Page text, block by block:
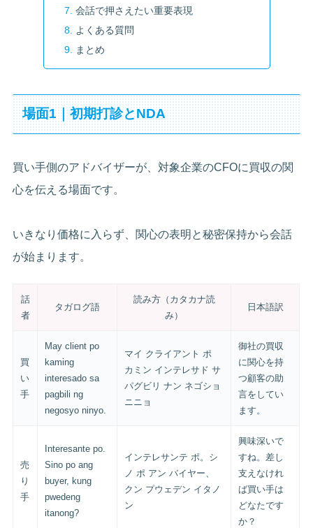
会話で押さえたい重要表現
よくある質問
まとめ
場面1｜初期打診とNDA
買い手側のアドバイザーが、対象企業のCFOに買収の関
心を伝える場面です。
いきなり価格に入らず、関心の表明と秘密保持から会話
が始まります。
話
者
タガログ語
読み方（カタカナ読
み）
日本語訳
買
い
手
May client po
kaming
interesado sa
pagbili ng
negosyo ninyo.
マイ クライアント ポ
カミン インテレサド サ
パグビリ ナン ネゴショ
ニニョ
御社の買収
に関心を持
つ顧客の助
言をしてい
ます。
売
り
手
Interesante po.
Sino po ang
buyer, kung
pwedeng
itanong?
インテレサンテ ポ。シ
ノ ポ アン バイヤー、
クン プウェデン イタノ
ン
興味深いで
すね。差し
支えなけれ
ば買い手は
どなたです
か？